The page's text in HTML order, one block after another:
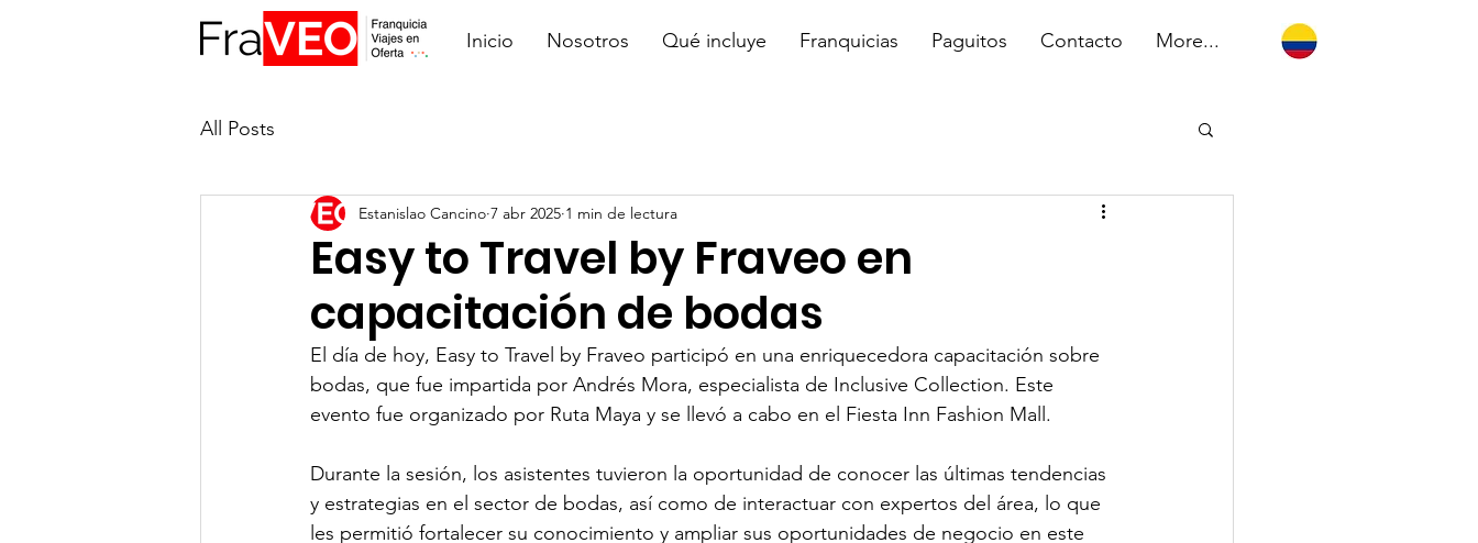
Inicio Nosotros Qué incluye Franquicias Paguitos Contacto More...
All Posts
Easy to Travel by Fraveo en
capacitación de bodas
Estanislao Cancino 7 abr 2025 1 min de lectura
El día de hoy, Easy to Travel by Fraveo participó en una enriquecedora capacitación sobre
bodas, que fue impartida por Andrés Mora, especialista de Inclusive Collection. Este
evento fue organizado por Ruta Maya y se llevó a cabo en el Fiesta Inn Fashion Mall.
Durante la sesión, los asistentes tuvieron la oportunidad de conocer las últimas tendencias
y estrategias en el sector de bodas, así como de interactuar con expertos del área, lo que
les permitió fortalecer su conocimiento y ampliar sus oportunidades de negocio en este